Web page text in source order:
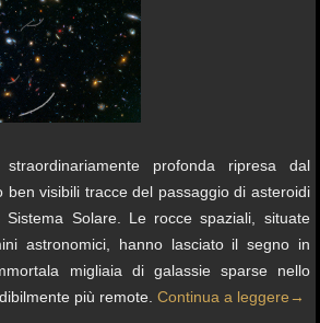
profonda ripresa dal
ben visibili tracce del passaggio di asteroidi
Solare. Le rocce spaziali, situate
astronomici, hanno lasciato il segno in
migliaia di galassie sparse nello
più remote.Continua a leggere →